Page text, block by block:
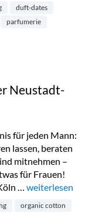
duft-dates
parfumerie
Neustadt-
für jeden Mann:
lassen, beraten
mitnehmen –
für Frauen!
… „Greenwich Man
weiterlesen
organic cotton